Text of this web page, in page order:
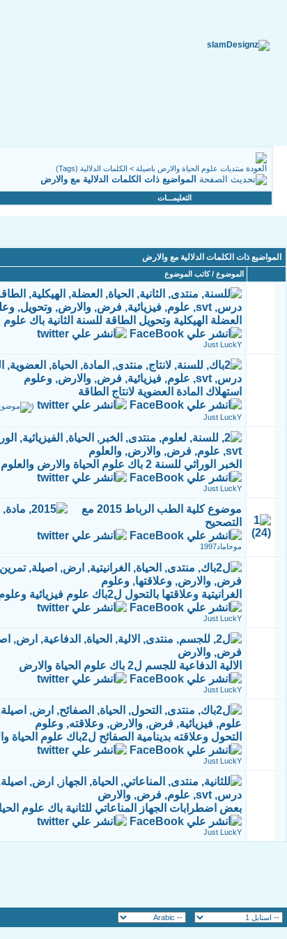
منتديات علوم الحياة والارض باصيلة > الكلمات الدلالية (Tags)
المواضيع ذات الكلمات الدلالية مع والارض
التعليمـــات
المواضيع ذات الكلمات الدلالية مع والارض
الموضوع / كاتب الموضوع
العضلة الهيكلية وتحويل الطاقة للسنة الثانية باك
Just LuckY
استهلاك المادة العضوية لانتاج الطاقة
(
Just LuckY
الخبر الوراثي للسنة 2 باك علوم الحياة والارض والعلوم الفيزيائية
Just LuckY
موضوع كلية الطب الرباط 2015 مع
التصحيح
موحاماد1997
الغرانيتية وعلاقتها بالتحول ل2باك علوم فيزيائية وعلوم الحياة والارض
Just LuckY
الالية الدفاعية للجسم ل2 باك علوم الحياة والارض
Just LuckY
التحول وعلاقته بدينامية الصفائح ل2باك علوم الحياة والارض وعلوم فيزيائية
Just LuckY
بعض اضطرابات الجهاز المناعاتي للثانية باك علوم
Just LuckY